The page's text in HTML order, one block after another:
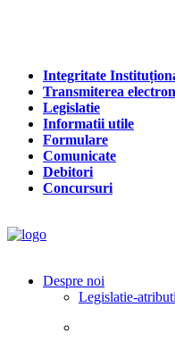
Integritate
Transmiterea
Legislatie
Informatii utile
Formulare
Comunicate
Debitori
Concursuri
Despre noi
Legislatie-